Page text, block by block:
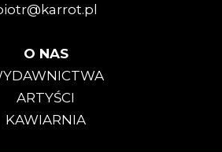
O NAS
ARTYŚCI
KAWIARNIA